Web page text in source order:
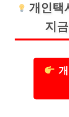
개인택
지
개